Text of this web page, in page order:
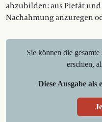
abzubilden: aus Pietät
Nachahmung anzuregen
Sie können die
erschien,
Diese Ausgabe als